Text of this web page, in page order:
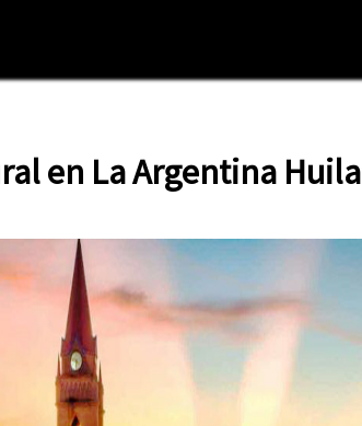
en La Argentina Huila